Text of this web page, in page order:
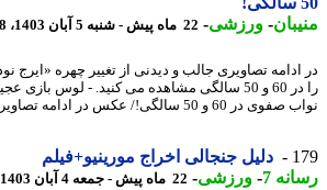
-ورزشی-22 ماه پیش - شنبه 5 آبان 1403، 04:28
تصاویری جالب و دیدنی از تغییر چهره «ایرج
را در 60 و 50 سالگی مشاهده می کنید. - لوس بازی
60 و 50 سالگی!/ عکس در ادامه تصاویری ...
دلیل جنجالی اخراج مورینیو+فیلم
7
-ورزشی-22 ماه پیش - جمعه 4 آبان 1403، 07:16